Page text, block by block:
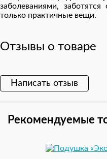
заболеваниями,
только практичные вещи.
Отзывы о товаре
Написать отзыв
Рекомендуемые